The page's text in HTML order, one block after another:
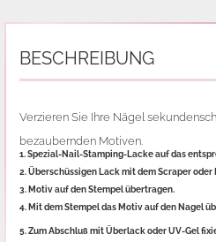
BESCHREIBUNG
Verzieren Sie Ihre Nägel
bezaubernden Motiven.
1. Spezial-Nail-Stamping-Lacke auf das
2. Überschüssigen Lack mit dem Scraper
3. Motiv auf den Stempel übertragen.
4. Mit dem Stempel das Motiv auf den Nagel
5. Zum Abschluß mit Überlack oder UV-Gel